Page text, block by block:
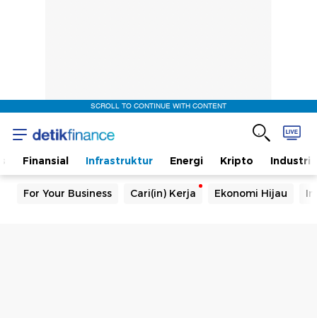
SCROLL TO CONTINUE WITH CONTENT
Finansial Infrastruktur Energi Kripto Industri
For Your Business Cari(in) Kerja Ekonomi Hijau